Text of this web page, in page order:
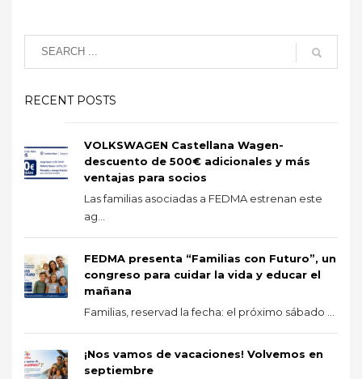
RECENT POSTS
VOLKSWAGEN Castellana Wagen-
descuento de 500€ adicionales y más
ventajas para socios
Las familias asociadas a FEDMA estrenan este
ag...
FEDMA presenta “Familias con Futuro”, un
congreso para cuidar la vida y educar el
mañana
Familias, reservad la fecha: el próximo sábado ...
¡Nos vamos de vacaciones! Volvemos en
septiembre